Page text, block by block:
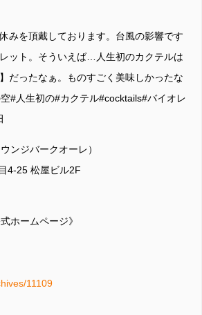
みを頂戴しております。台風の影響です
ット。そういえば…人生初のカクテルは
だったなぁ。ものすごく美味しかったな
#人生初の#カクテル#cocktails#バイオレ
ンジバークオーレ）
4-25 松屋ビル2F
ホームページ》
11109